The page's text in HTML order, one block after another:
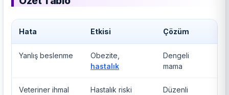
Hata Etkisi Çözüm
Yanlış beslenme
Obezite,
hastalık
Dengeli
mama
Veteriner ihmal Hastalık riski
Düzenli